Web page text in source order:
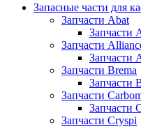
Запасные части для
Запчасти Abat
Запчасти
Запчасти
Запчасти
Запчасти Brema
Запчасти
Запчасти
Запчасти
Запчасти Cryspi